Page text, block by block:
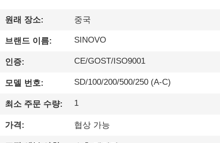
VR
우
리
에
대
원래 장소: 중국
브랜드 이름: SINOVO
인증: CE/GOST/ISO9001
모델 번호: SD/100/200/500/250 (A-C)
최소 주문 수량: 1
가격: 협상 가능